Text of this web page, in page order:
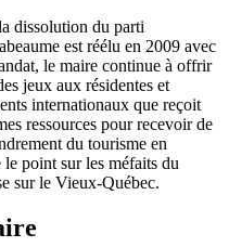
dissolution du parti
est réélu en 2009 avec
le maire continue à offrir
jeux aux résidentes et
internationaux que reçoit
ressources pour recevoir de
du tourisme en
point sur les méfaits du
sur le Vieux-Québec.